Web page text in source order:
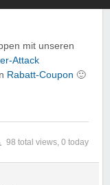
mit unseren
Attack
Rabatt-Coupon 🙂
98 total views, 0 today